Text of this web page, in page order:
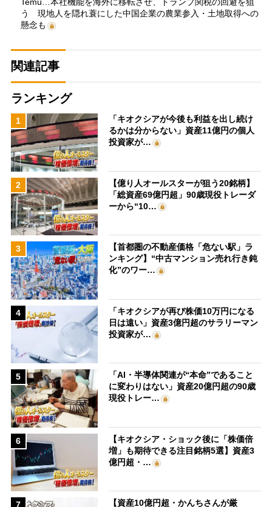
う 現地人を隠れ蓑にした中国企業の農業参入・土地取得への
懸念も
関連記事
ランキング
1
「キオクシアが今後も利益を出し続け
るかは分からない」資産11億円の個人
投資家が…
2
【億り人オールスターが狙う20銘柄】
「総資産69億円超」90歳現役トレーダ
ーから“10…
3
【首都圏の不動産価格「危ない駅」ラ
ンキング】“中古マンション売れ行き鈍
化”のワー…
4
「キオクシアが再び株価10万円になる
日は遠い」資産3億円超のサラリーマン
投資家が…
5
「AI・半導体関連が“本命”であること
に変わりはない」資産20億円超の90歳
現役トレー…
6
【キオクシア・ショック後に「株価倍
増」も期待できる注目銘柄5選】資産3
億円超・…
7
【資産10億円超・かんちさんが厳